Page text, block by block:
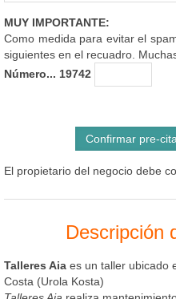
MUY IMPORTANTE:
Como medida para evitar el
siguientes en el recuadro.
Número... 19742
Confirmar pre-cita
El propietario del negocio debe
Descripción
Talleres Aia es un taller ubicado
Costa (Urola Kosta)